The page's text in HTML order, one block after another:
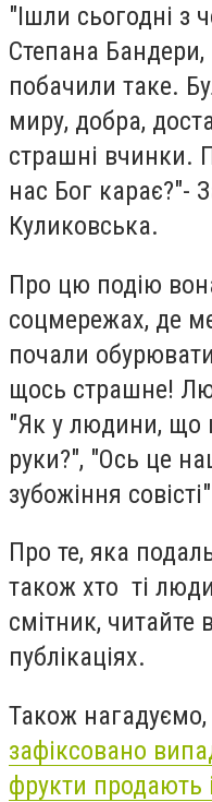
"Ішли сьогодні з
Степана Бандери,
побачили таке.
миру, добра,
страшні вчинки.
нас Бог карає?"-
Куликовська.
Про цю подію
соцмережах, де
почали
щось страшне!
"Як у людини, що
руки?", "Ось це
зубожіння
Про те, яка
також хто ті
смітник,
публікаціях.
Також
зафіксовано
фрукти продають